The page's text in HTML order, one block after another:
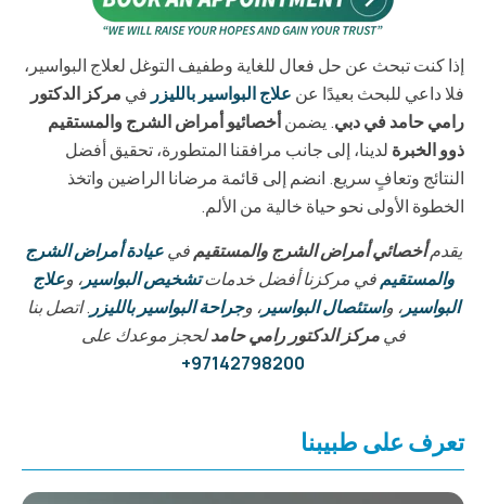
إذا كنت تبحث عن حل فعال للغاية وطفيف التوغل لعلاج البواسير،
فلا داعي للبحث بعيدًا عن علاج البواسير بالليزر في مركز الدكتور
رامي حامد في دبي. يضمنأخصائيو أمراض الشرج والمستقيم
ذوو الخبرة لدينا، إلى جانب مرافقنا المتطورة، تحقيق أفضل
النتائج وتعافٍ سريع. انضم إلى قائمة مرضانا الراضين واتخذ
الخطوة الأولى نحو حياة خالية من الألم.
يقدمأخصائي أمراض الشرج والمستقيمفيعيادة أمراض الشرج
والمستقيمفي مركزنا أفضل خدماتتشخيص البواسير، وعلاج
البواسير، واستئصال البواسير، وجراحة البواسير بالليزر . اتصل بنا
فيمركز الدكتور رامي حامدلحجز موعدك على
97142798200+
تعرف على طبيبنا